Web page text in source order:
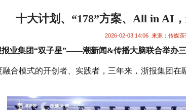
十大计划、“178”方案、All in AI
2026-02-03 14:06 来源：传媒茶
报业集团“双子星”——潮新闻&传播大脑联合举办
融合模式的开创者、实践者，三年来，浙报集团